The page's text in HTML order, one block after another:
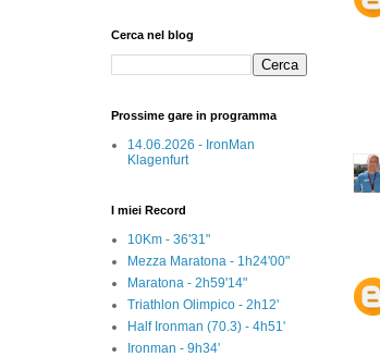
Cerca nel blog
Prossime gare in programma
14.06.2026 - IronMan
Klagenfurt
I miei Record
10Km - 36'31"
Mezza Maratona - 1h24'00"
Maratona - 2h59'14"
Triathlon Olimpico - 2h12'
Half Ironman (70.3) - 4h51'
Ironman - 9h34'